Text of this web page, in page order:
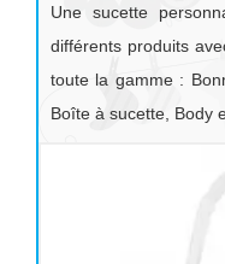
Une sucette
différents produits
toute la gamme :
Boîte à sucette, Body